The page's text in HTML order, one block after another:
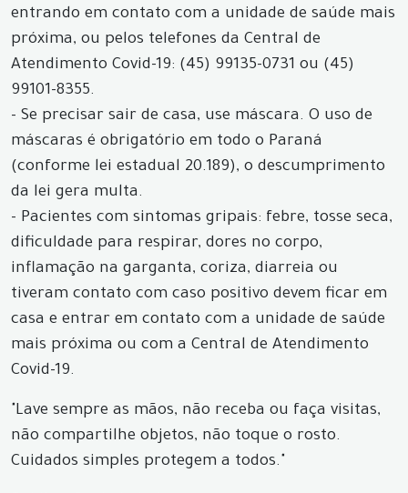
entrando em contato com a unidade de saúde mais
próxima, ou pelos telefones da Central de
Atendimento Covid-19: (45) 99135-0731 ou (45)
99101-8355.
- Se precisar sair de casa, use máscara. O uso de
máscaras é obrigatório em todo o Paraná
(conforme lei estadual 20.189), o descumprimento
da lei gera multa.
- Pacientes com sintomas gripais: febre, tosse seca,
dificuldade para respirar, dores no corpo,
inflamação na garganta, coriza, diarreia ou
tiveram contato com caso positivo devem ficar em
casa e entrar em contato com a unidade de saúde
mais próxima ou com a Central de Atendimento
Covid-19.
"Lave sempre as mãos, não receba ou faça visitas,
não compartilhe objetos, não toque o rosto.
Cuidados simples protegem a todos."